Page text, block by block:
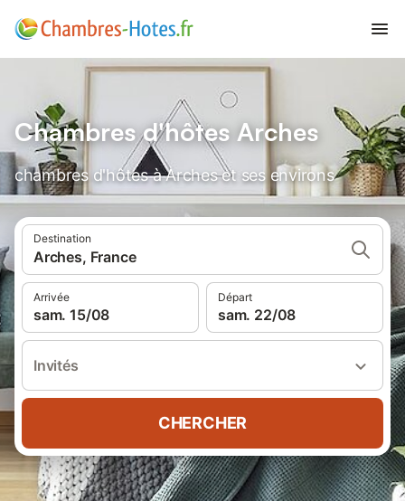
Chambres d'hôtes Arches
chambres d'hôtes à Arches et ses environs
Destination
Arches, France
Arrivée
sam. 15/08
Départ
sam. 22/08
Invités
CHERCHER